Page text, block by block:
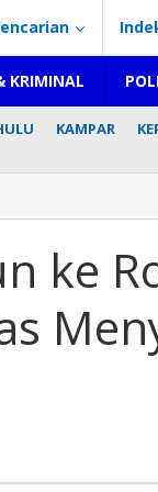
KRIMINAL
KAMPAR
ke